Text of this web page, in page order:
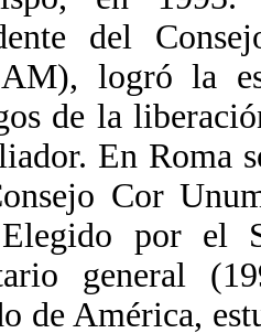
del
logró la
de la
En Roma
Cor
por el
general
de América,